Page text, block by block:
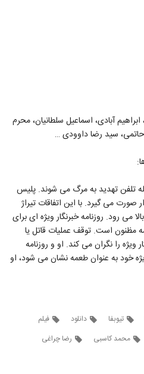
آبادی، اسماعیل سلطانیان، محرم
حاتمی، سید رضا داوودی …
تلفن تهدید به مرگ می شوند. پلیس
می گیرد. با این اتفاقات تیراژ
می رود. روزنامه خبرنگار ویژه ای برای
مظنون است. توقف عملیات قاتل یا
ویژه را نگران می کند. او و روزنامه
خود به عنوان طعمه نشان می شود، او
تیوبفا دانلود
فیلم
محمد کاسبی
رضا چراغی